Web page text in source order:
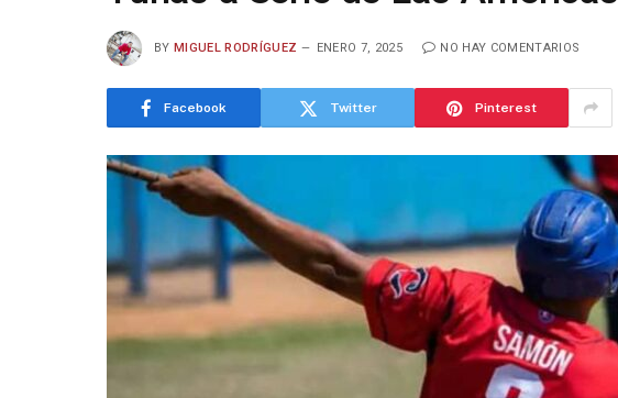
BY MIGUEL RODRÍGUEZ ENERO 7, 2025 NO HAY COMENTARIOS
Facebook Twitter Pinterest